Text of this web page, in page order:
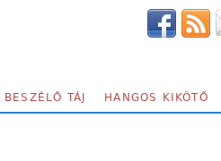
BESZÉLŐ TÁJ HANGOS KIKÖTŐ